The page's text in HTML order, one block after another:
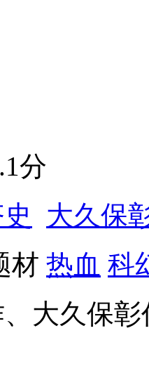
分
大久保
材 热血 科
大久保